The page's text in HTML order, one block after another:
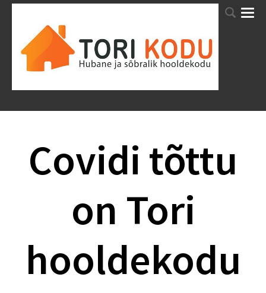
TORI HOOLDEKODU HOOLEKANDETEENUSED VANADEKODU HOOLDEKODU
Covidi tõttu
on Tori
hooldekodu